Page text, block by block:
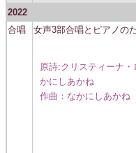
2022
合唱
女声3部合唱とピアノの
原詩:クリスティーナ
かにしあかね
作曲：なかにしあかね